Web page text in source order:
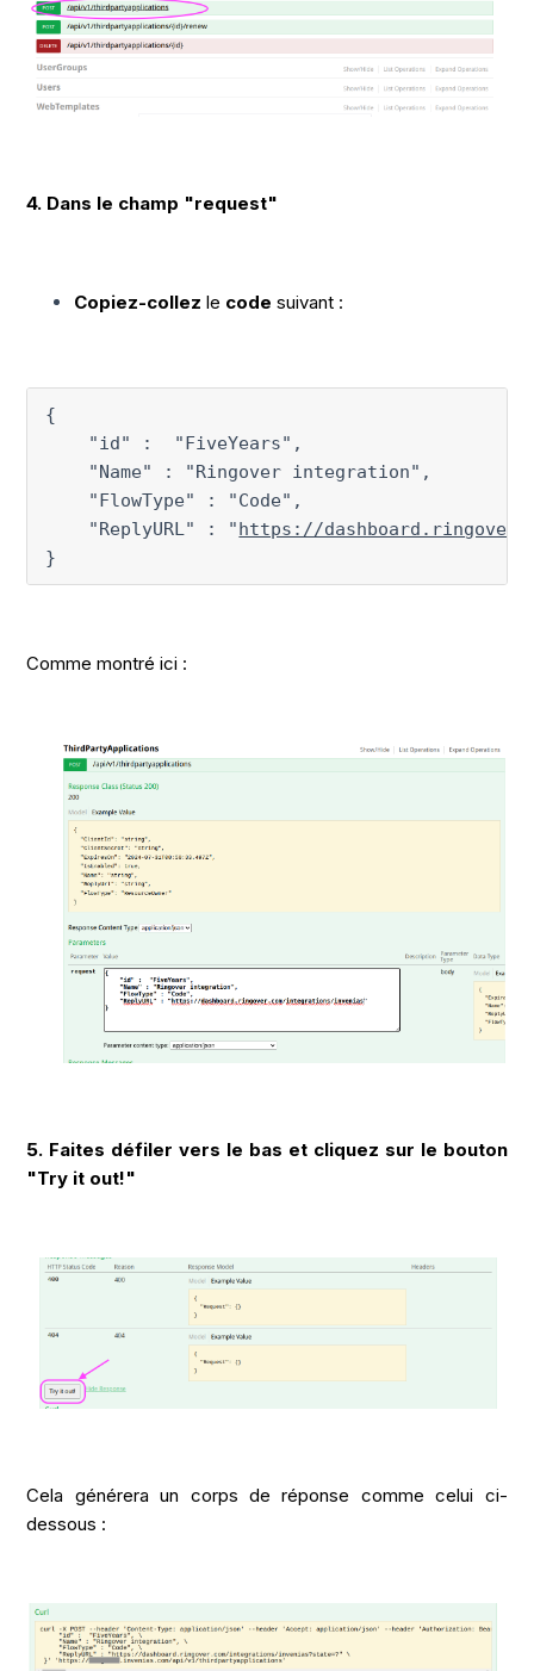
4. Dans le champ "request"
Copiez-collez le code suivant :
{
"id" :  "FiveYears",
"Name" : "Ringover integration",
"FlowType" : "Code",
"ReplyURL" : "https://
}
Comme montré ici :
5. Faites défiler vers le bas et cliquez sur le bouton
"Try it out!"
Cela générera un corps de réponse comme celui ci-
dessous :